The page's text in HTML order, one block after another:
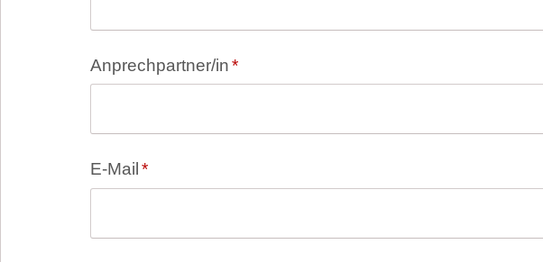
Pflichtfeld
Anprechpartner/in*
Pflichtfeld
E-Mail *